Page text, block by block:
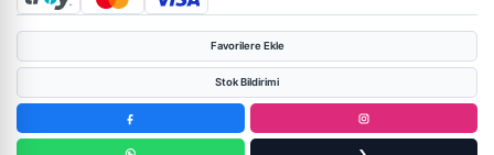
Favorilere Ekle
Stok Bildirimi